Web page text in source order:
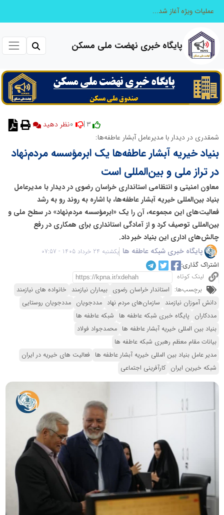
عملیات ویژه آغاز شد...
پایگاه خبری نهضت ملی مسکن
3 |
نظر دهید
شمقدری در دیدار با مدیرعامل آبشار عاطفه‌ها:
بنیاد خیریه آبشار عاطفه‌ها یک ابرمؤسسه مردم‌نهاد
در تراز ملی و بین‌المللی است
معاون امنیتی و انتظامی استانداری خراسان رضوی در دیدار با مدیرعامل
بنیاد بین‌المللی خیریه آبشار عاطفه‌ها، با اشاره به روند رو به رشد
فعالیت‌های این مجموعه، آن را یک «ابرمؤسسه مردم‌نهاد» در سطح ملی و
بین‌المللی توصیف کرد و از آمادگی استانداری برای همکاری در رفع
چالش‌های اداری این بنیاد خبر داد.
پایگاه خبری شبکه عاطفه ها یکشنبه 24 خرداد 1405 - 07:57
اشتراک گذاری:
لینک کوتاه
برچسب‌ها: استاندار خراسان رضوی بیماران نیازمند خانواده های نیازمند
دانش آموزان نیازمند سازمان‌های مردم نهاد مددجویان مددجویان روستایی
مددکاران پایگاه خبری شبکه عاطفه ها شبکه عاطفه ها
بنیاد بین المللی خیریه آبشار عاطفه ها محمدجواد فولاد
بیانات مقام معظم رهبری شبکه عاطفه ها
مدیر عامل بنیاد بین المللی خیریه آبشار عاطفه ها فعالیت های خیریه در ایران
شبکه خیرین ایران کارآفرینی اجتماعی